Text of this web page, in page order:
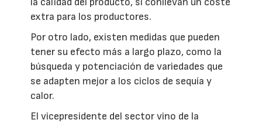
extra para los productores.
Por otro lado, existen medidas que pueden
tener su efecto más a largo plazo, como la
búsqueda y potenciación de variedades que
se adapten mejor a los ciclos de sequía y
calor.
El vicepresidente del sector vino de la